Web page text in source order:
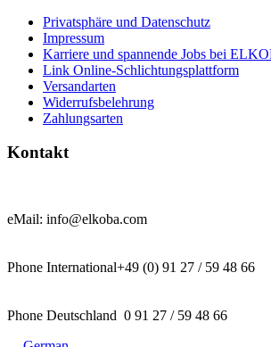
Privatsphäre und Datenschutz
Impressum
Karriere und spannende Jobs bei
Link Online-Schlichtungsplattform
Versandarten
Widerrufsbelehrung
Zahlungsarten
Kontakt
eMail: info@elkoba.com
Phone International+49 (0) 91 27 / 59 48 66
Phone Deutschland 0 91 27 / 59 48 66